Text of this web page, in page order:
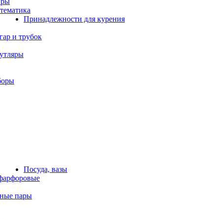
Принадлежности для курения
и трубок
Посуда, вазы
пары